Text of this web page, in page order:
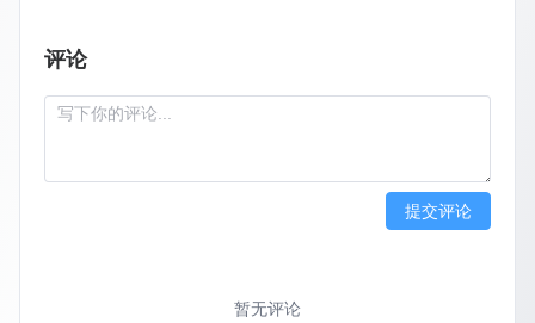
评论
提交评论
暂无评论